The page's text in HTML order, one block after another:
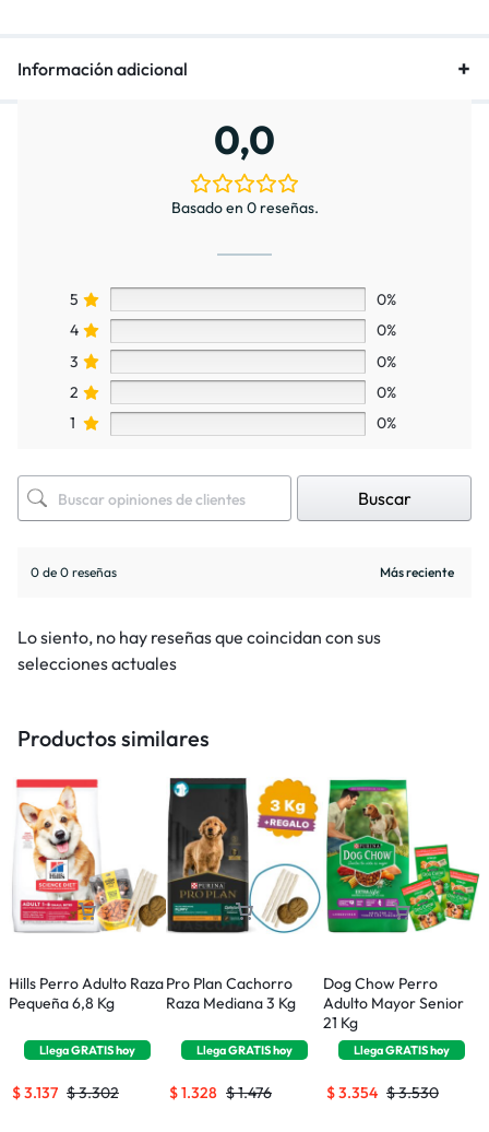
Información adicional
0,0
Basado en 0 reseñas.
5
0%
4
0%
3
0%
2
0%
1
0%
Buscar
0 de 0 reseñas
Lo siento, no hay reseñas que coincidan con sus
selecciones actuales
Productos similares
Hills Perro Adulto Raza
Pequeña 6,8 Kg
LlegaGRATIShoy
$3.302
$3.137
Pro Plan Cachorro
Raza Mediana 3 Kg
LlegaGRATIShoy
$1.476
$1.328
Dog Chow Perro
Adulto Mayor Senior
21 Kg
LlegaGRATIShoy
$3.530
$3.354